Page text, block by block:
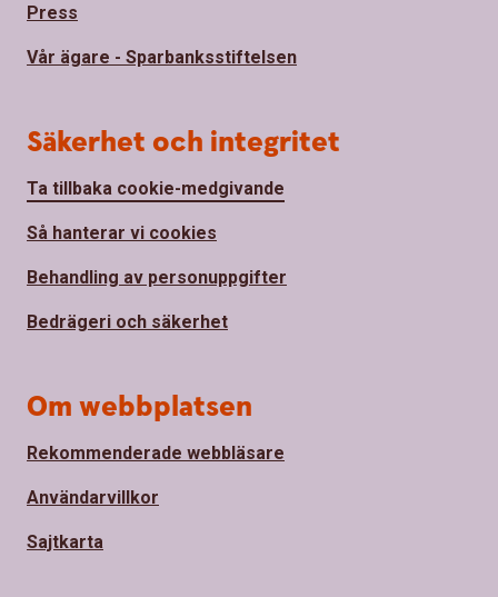
Press
Vår ägare - Sparbanksstiftelsen
Säkerhet och integritet
Ta tillbaka cookie-medgivande
Så hanterar vi cookies
Behandling av personuppgifter
Bedrägeri och säkerhet
Om webbplatsen
Rekommenderade webbläsare
Användarvillkor
Sajtkarta